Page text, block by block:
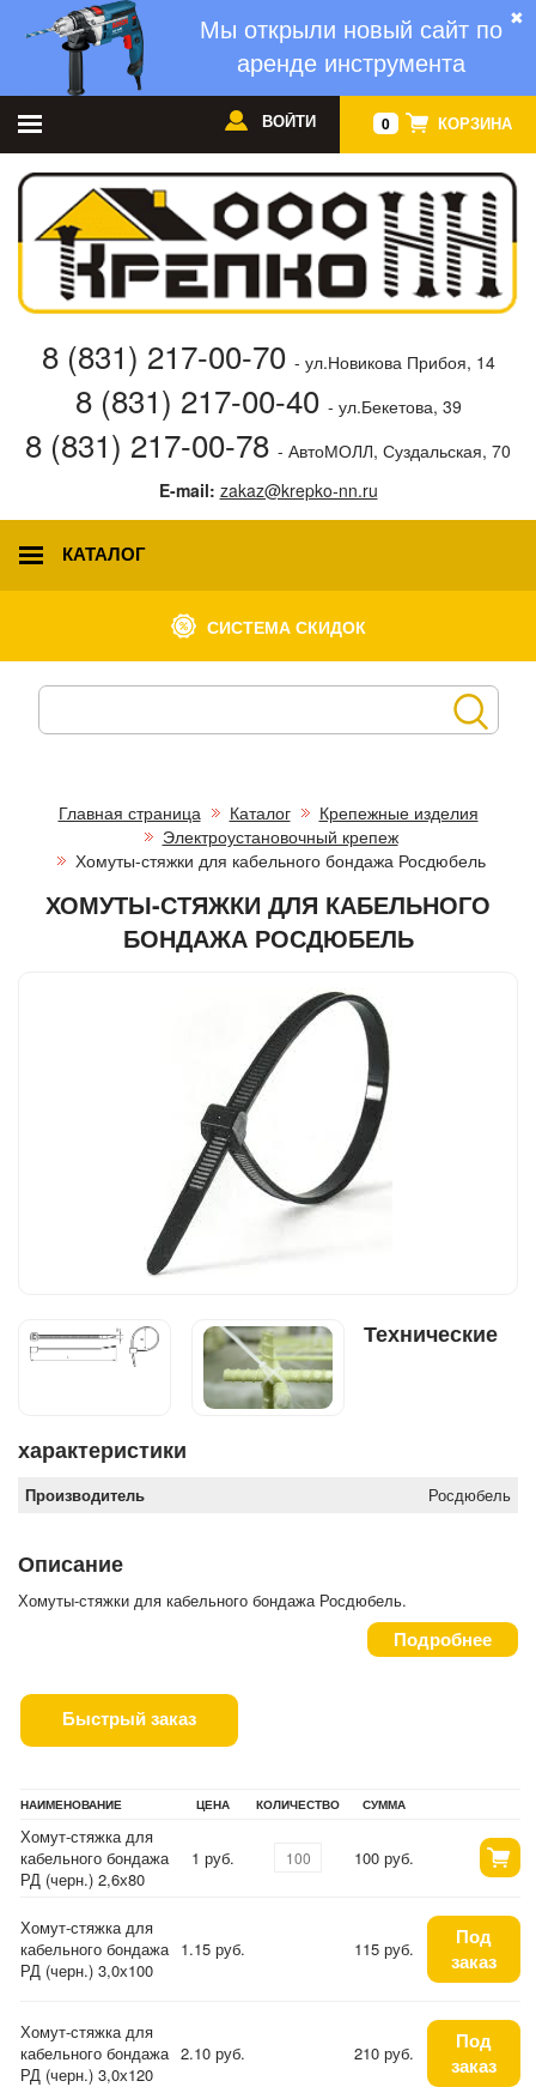
✖
Мы открыли новый сайт по
аренде инструмента
0 КОРЗИНА
ВОЙТИ
8 (831) 217-00-70 - ул.Новикова Прибоя, 14
8 (831) 217-00-40 - ул.Бекетова, 39
8 (831) 217-00-78 - АвтоМОЛЛ, Суздальская, 70
E-mail: zakaz@krepko-nn.ru
КАТАЛОГ
СИСТЕМА СКИДОК
Главная страница Каталог
Крепежные изделия
Электроустановочный крепеж
Хомуты-стяжки для кабельного бондажа Росдюбель
ХОМУТЫ-СТЯЖКИ ДЛЯ КАБЕЛЬНОГО
БОНДАЖА РОСДЮБЕЛЬ
Технические
характеристики
Производитель Росдюбель
Описание
Хомуты-стяжки для кабельного бондажа Росдюбель.
Подробнее
Быстрый заказ
НАИМЕНОВАНИЕ ЦЕНА КОЛИЧЕСТВО СУММА
Хомут-стяжка для
кабельного бондажа
РД (черн.) 2,6х80
1 руб. 100 руб.
Хомут-стяжка для
кабельного бондажа
РД (черн.) 3,0х100
1.15 руб. 115 руб.
Под
заказ
Хомут-стяжка для
кабельного бондажа
РД (черн.) 3,0х120
2.10 руб. 210 руб.
Под
заказ